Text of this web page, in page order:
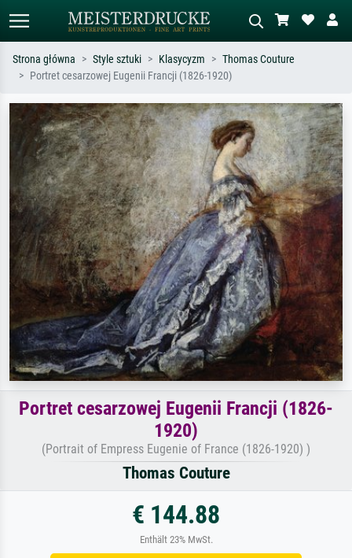
Szukaj wg artysty, tytułu lub stylu – np.
Monet, Gwiaździsta noc,
impresjonizm, fala Hokusaia, akt.
Opisz scenę – np. zielona łąka,
abstrakcja z czerwienią, ciemny olej,
stojący akt obok drzewa.
Strona główna Style sztuki Klasycyzm
Thomas Couture
Portret cesarzowej Eugenii Francji (1826-1920)
Portret cesarzowej Eugenii Francji (1826-
1920)
(Portrait of Empress Eugenie of France (1826-1920) )
Thomas Couture
€ 144.88
Enthält 23% MwSt.